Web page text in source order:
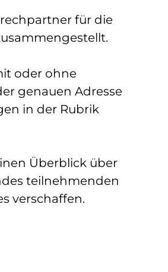
für die
oder ohne
genauen Adresse
in der Rubrik
Überblick über
teilnehmenden
verschaffen.